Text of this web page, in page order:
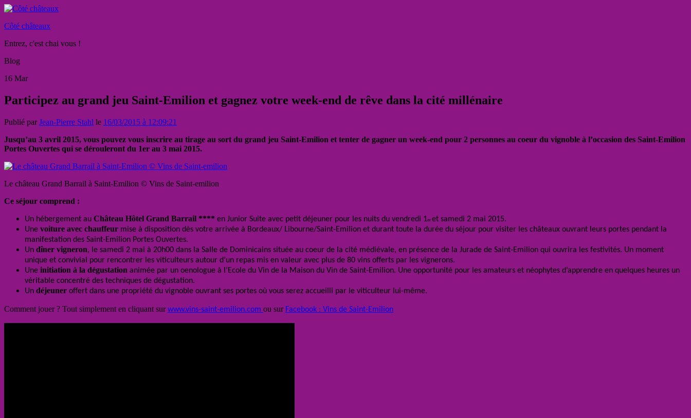
Côté châteaux
Entrez, c'est chai vous !
Blog
16 Mar
Participez au grand jeu Saint-Emilion et gagnez votre week-end de rêve dans la cité millénaire
Publié parJean-Pierre Stahl le 16/03/2015 à 12:09:21
Jusqu’au 3 avril 2015, vous pouvez vous inscrire au tirage au sort du grand jeu Saint-Emilion et tenter de gagner un week-end pour 2 personnes au coeur du vignoble à l’occasion des Saint-Emilion
Portes Ouvertes qui se dérouleront du 1er au 3 mai 2015.
Le château Grand Barrail à Saint-Emilion © Vins de Saint-emilion
Ce séjour comprend :
Un hébergement au Château Hôtel Grand Barrail **** en Junior Suite avec petit déjeuner pour les nuits du vendredi 1er et samedi 2 mai 2015.
Une voiture avec chauffeur mise à disposition dès votre arrivée à Bordeaux/ Libourne/Saint-Emilion et durant toute la durée du séjour pour visiter les châteaux ouvrant leurs portes pendant la
manifestation des Saint-Emilion Portes Ouvertes.
Un dîner vigneron, le samedi 2 mai à 20h00 dans la Salle de Dominicains située au coeur de la cité médiévale, en présence de la Jurade de Saint-Emilion qui ouvrira les festivités. Un moment
unique et convivial pour rencontrer les viticulteurs autour d’un repas mis en valeur avec plus de 80 vins offerts par les vignerons.
Une initiation à la dégustation animée par un oenologue à l’Ecole du Vin de la Maison du Vin de Saint-Emilion. Une opportunité pour les amateurs et néophytes d’apprendre en quelques heures un
véritable concentré des techniques de dégustation.
Un déjeuner offert dans une propriété du vignoble ouvrant ses portes où vous serez accueilli par le viticulteur lui-même.
Comment jouer ? Tout simplement en cliquant surwww.vins-saint-emilion.com ou sur Facebook : Vins de Saint-Emilion